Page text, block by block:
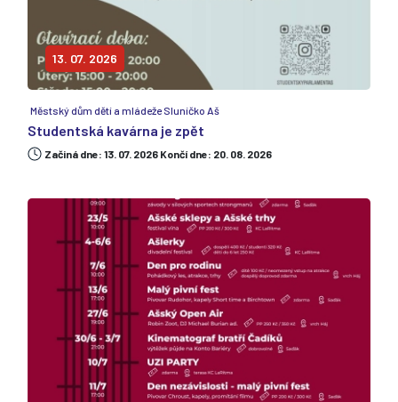
13. 07. 2026
Městský dům dětí a mládeže Sluníčko Aš
Studentská kavárna je zpět
Začiná dne: 13. 07. 2026 Končí dne: 20. 08. 2026